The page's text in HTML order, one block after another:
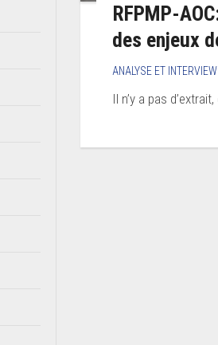
RFPMP-
des enjeux
ANALYSE ET INTERVIEW
Il n’y a pas